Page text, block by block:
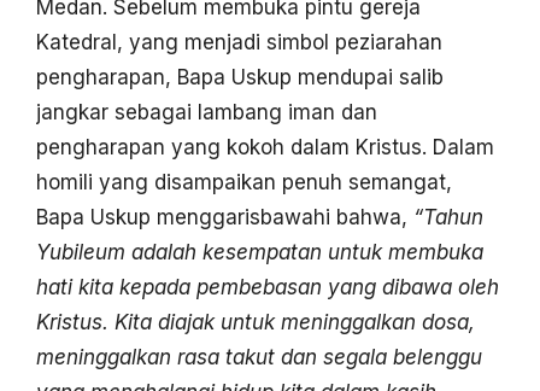
Medan. Sebelum membuka pintu gereja
Katedral, yang menjadi simbol peziarahan
pengharapan, Bapa Uskup mendupai salib
jangkar sebagai lambang iman dan
pengharapan yang kokoh dalam Kristus. Dalam
homili yang disampaikan penuh semangat,
Bapa Uskup menggarisbawahi bahwa, “Tahun
Yubileum adalah kesempatan untuk membuka
hati kita kepada pembebasan yang dibawa oleh
Kristus. Kita diajak untuk meninggalkan dosa,
meninggalkan rasa takut dan segala belenggu